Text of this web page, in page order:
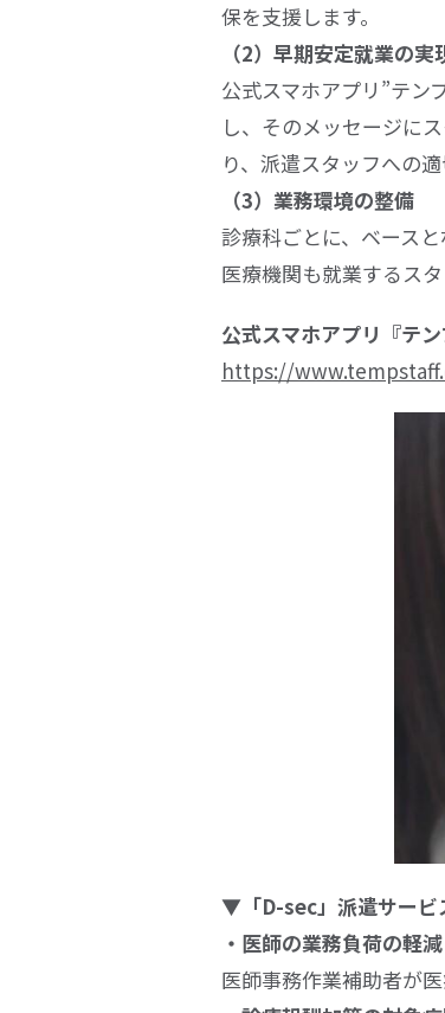
保を支援します。
（2）早期安定就業の実
公式スマホアプリ ”テン
し、そのメッセージに
り、派遣スタッフへの
（3）業務環境の整備
診療科ごとに、ベース
医療機関も就業するス
公式スマホアプリ『テ
https://
▼「D-sec」派遣サービ
・医師の業務負荷の軽減
医師事務作業補助者が